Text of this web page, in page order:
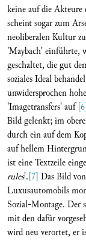
keine auf die Akteure
scheint sogar zum
neoliberalen Kultur
'Maybach' einführte,
geschaltet, die gut
soziales Ideal
unwidersprochen
'Imagetransfers' auf
Bild gelenkt; im
durch ein auf dem
auf hellem
ist eine Textzeile
rules'.[7] Das Bild
Luxusautomobils
Sozial-Montage. Der
mit den dafür
wird neu verortet, er